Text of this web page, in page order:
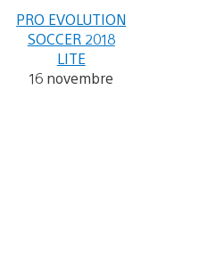
PRO EVOLUTION
SOCCER 2018
LITE
16 novembre